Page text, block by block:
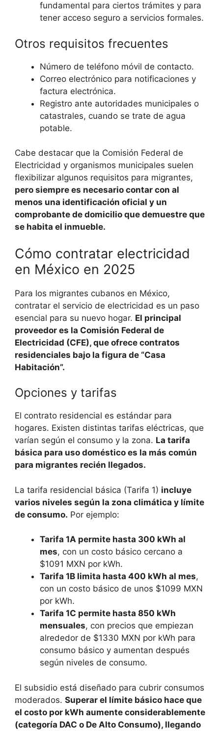
fundamental para ciertos trámites y para
tener acceso seguro a servicios formales.
Otros requisitos frecuentes
Número de teléfono móvil de contacto.
Correo electrónico para notificaciones y
factura electrónica.
Registro ante autoridades municipales o
catastrales, cuando se trate de agua
potable.
Cabe destacar que la Comisión Federal de
Electricidad y organismos municipales suelen
flexibilizar algunos requisitos para migrantes,
pero siempre es necesario contar con al
menos una identificación oficial y un
comprobante de domicilio que demuestre que
se habita el inmueble.
Cómo contratar electricidad
en México en 2025
Para los migrantes cubanos en México,
contratar el servicio de electricidad es un paso
esencial para su nuevo hogar. El principal
proveedor es la Comisión Federal de
Electricidad (CFE), que ofrece contratos
residenciales bajo la figura de “Casa
Habitación”.
Opciones y tarifas
El contrato residencial es estándar para
hogares. Existen distintas tarifas eléctricas, que
varían según el consumo y la zona. La tarifa
básica para uso doméstico es la más común
para migrantes recién llegados.
La tarifa residencial básica (Tarifa 1) incluye
varios niveles según la zona climática y límite
de consumo. Por ejemplo:
Tarifa 1A permite hasta 300 kWh al
mes, con un costo básico cercano a
$1091 MXN por kWh.
Tarifa 1B limita hasta 400 kWh al mes,
con un costo básico de unos $1099 MXN
por kWh.
Tarifa 1C permite hasta 850 kWh
mensuales, con precios que empiezan
alrededor de $1330 MXN por kWh para
consumo básico y aumentan después
según niveles de consumo.
El subsidio está diseñado para cubrir consumos
moderados. Superar el límite básico hace que
el costo por kWh aumente considerablemente
(categoría DAC o De Alto Consumo), llegando